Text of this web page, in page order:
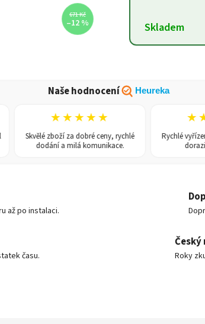
671 Kč
–12 % Skladem
Naše hodnocení Heureka
★★★★★
Skvělé zboží za dobré ceny, rychlé
dodání a milá komunikace.
Rychlé vyřízení
dorazilo
až po instalaci.
času. Roky